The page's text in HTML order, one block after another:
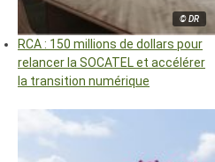
© DR
RCA : 150 millions de dollars pour
relancer la SOCATEL et accélérer
la transition numérique